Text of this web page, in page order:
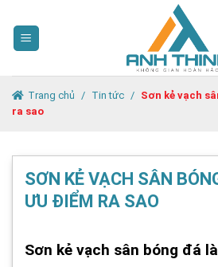
content
Trang chủ / Tin tức / Sơn kẻ vạch
ra sao
SƠN KẺ VẠCH SÂN
ƯU ĐIỂM RA SAO
Sơn kẻ vạch sân bóng đá